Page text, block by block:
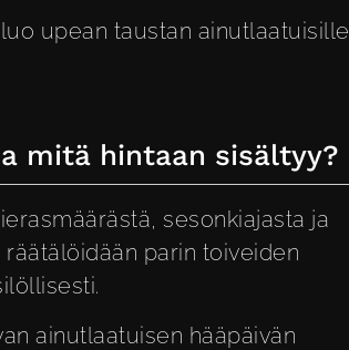
upean taustan ainutlaatuisille
mitä hintaan sisältyy?
sesonkiajasta ja
parin toiveiden
ainutlaatuisen hääpäivän